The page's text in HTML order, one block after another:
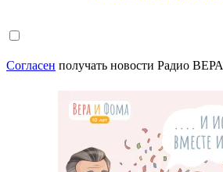
Согласен получать новости Радио ВЕРА